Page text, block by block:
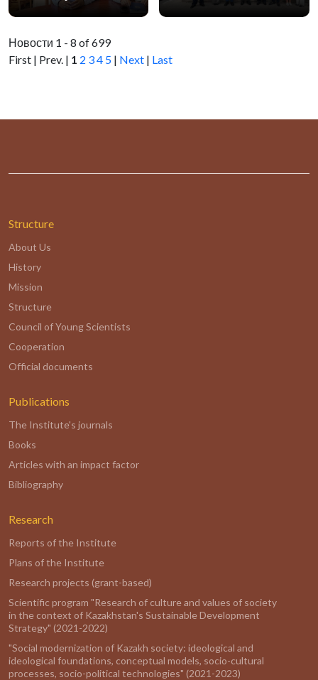
Новости 1 - 8 of 699
First | Prev. | 1 2 34 5 | Next | Last
Structure
About Us
History
Mission
Structure
Council of Young Scientists
Cooperation
Official documents
Publications
The Institute's journals
Books
Articles with an impact factor
Bibliography
Research
Reports of the Institute
Plans of the Institute
Research projects (grant-based)
Scientific program "Research of culture and values of society
in the context of Kazakhstan's Sustainable Development
Strategy" (2021-2022)
"Social modernization of Kazakh society: ideological and
ideological foundations, conceptual models, socio-cultural
processes, socio-political technologies" (2021-2023)